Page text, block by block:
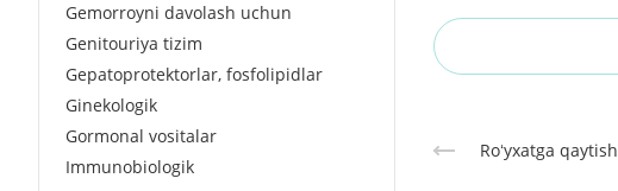
Roʻyxatga qaytish
Gemorroyni davolash uchun
Genitouriya tizim
Gepatoprotektorlar, fosfolipidlar
Ginekologik
Gormonal vositalar
Immunobiologik